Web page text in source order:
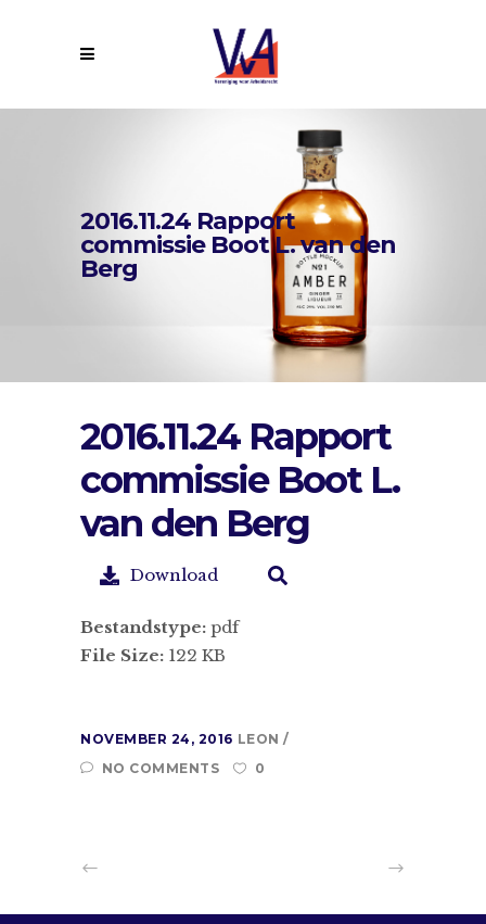
2016.11.24 Rapport
commissie Boot L. van den
Berg
2016.11.24 Rapport
commissie Boot L.
van den Berg
Download
Bestandstype: pdf
File Size: 122 KB
NOVEMBER 24, 2016 LEON
NO COMMENTS
0